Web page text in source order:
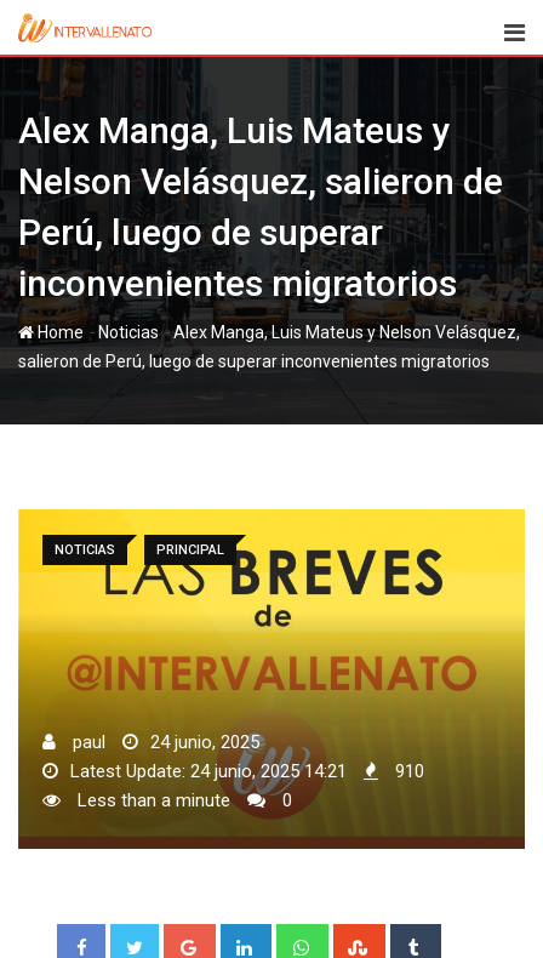
Skip
content
Alex Manga, Luis Mateus y
Nelson Velásquez, salieron de
Perú, luego de superar
inconvenientes migratorios
Home - Noticias-Alex Manga, Luis Mateus y Nelson Velásquez,
salieron de Perú, luego de superar inconvenientes migratorios
NOTICIAS PRINCIPAL
paul
24 junio, 2025
Latest Update: 24 junio, 2025 14:21
910
Less than a minute
0
Google+ LinkedIn WhatsappStumbleUpon